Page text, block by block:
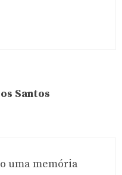
Santos
uma memória